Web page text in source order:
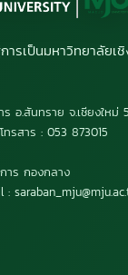
รเป็นมหาวิทยาลัยเ
อ.สันทราย จ.เชียงใหม่
รสาร : 053 873015
าร กองกลาง